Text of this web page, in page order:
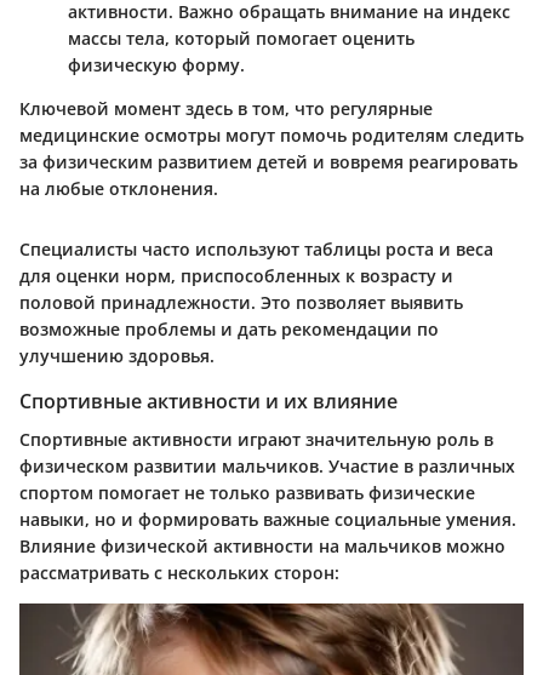
активности. Важно обращать внимание на индекс
массы тела, который помогает оценить
физическую форму.
Ключевой момент здесь в том, что регулярные
медицинские осмотры могут помочь родителям следить
за физическим развитием детей и вовремя реагировать
на любые отклонения.
Специалисты часто используют таблицы роста и веса
для оценки норм, приспособленных к возрасту и
половой принадлежности. Это позволяет выявить
возможные проблемы и дать рекомендации по
улучшению здоровья.
Спортивные активности и их влияние
Спортивные активности играют значительную роль в
физическом развитии мальчиков. Участие в различных
спортом помогает не только развивать физические
навыки, но и формировать важные социальные умения.
Влияние физической активности на мальчиков можно
рассматривать с нескольких сторон: